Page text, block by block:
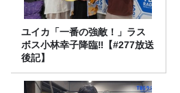
ユイカ「一番の強敵！」ラス
ボス小林幸子降臨‼【#277放送
後記】